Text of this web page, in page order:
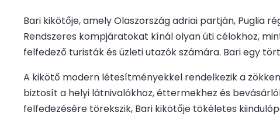
Bari kikötője, amely Olaszország adriai partján, Puglia
Rendszeres kompjáratokat kínál olyan úti célokhoz,
felfedező turisták és üzleti utazók számára. Bari egy
A kikötő modern létesítményekkel rendelkezik a
biztosít a helyi látnivalókhoz, éttermekhez és
felfedezésére törekszik, Bari kikötője tökéletes